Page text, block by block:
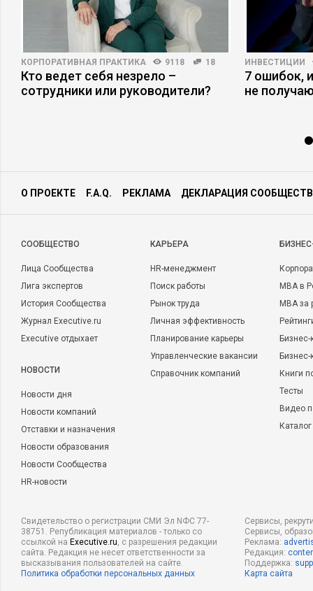
КОРПОРАТИВНАЯ ПРАКТИКА 9118 18
Кто ведет себя незрело –
сотрудники или руководители?
ИНВЕСТИЦИИ
7 ошибок,
не
О ПРОЕКТЕ F.A.Q. РЕКЛАМА ДЕКЛАРАЦИЯ
CООБЩЕСТВО
Лица Сообщества
Лига экспертов
История Сообщества
Журнал Executive.ru
Executive отдыхает
НОВОСТИ
Новости дня
Новости компаний
Отставки и назначения
Новости образования
Новости Сообщества
HR-новости
КАРЬЕРА
HR-менеджмент
Поиск работы
Рынок труда
Личная эффективность
Планирование карьеры
Управленческие вакансии
Справочник компаний
MBA в
MBA
Бизнес-
Книги
Тесты
Видео
Свидетельство о регистрации СМИ Эл NФС 77-
38751. Републикация материалов - только со
ссылкой на Executive.ru, с разрешения редакции
сайта. Редакция не несет ответственности за
высказывания пользователей на сайте.
Политика обработки персональных данных
Сервисы,
Сервисы,
Реклама:
Редакция:
Поддержка:
Карта сайта